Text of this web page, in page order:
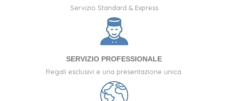
Servizio Standard & Express
SERVIZIO PROFESSIONALE
Regali esclusivi e una presentazione unica.